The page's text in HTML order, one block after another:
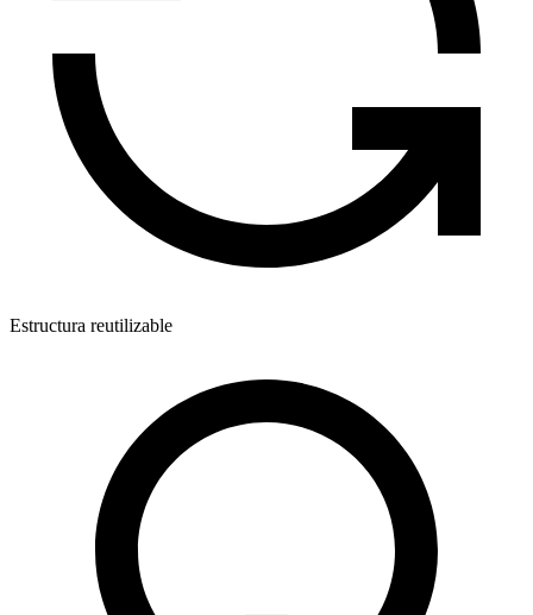
Estructura reutilizable